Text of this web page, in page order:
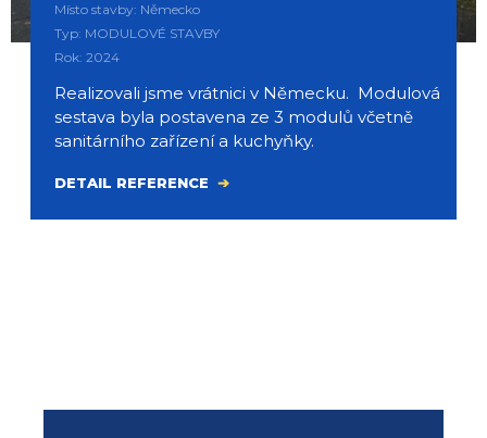
Místo stavby: Německo
Typ: MODULOVÉ STAVBY
Rok: 2024
Realizovali jsme vrátnici v Německu. Modulová
sestava byla postavena ze 3 modulů včetně
sanitárního zařízení a kuchyňky.
DETAIL REFERENCE